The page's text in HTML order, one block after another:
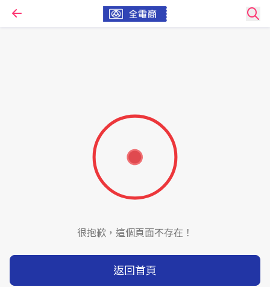
很抱歉，這個頁面不存在！
返回首頁